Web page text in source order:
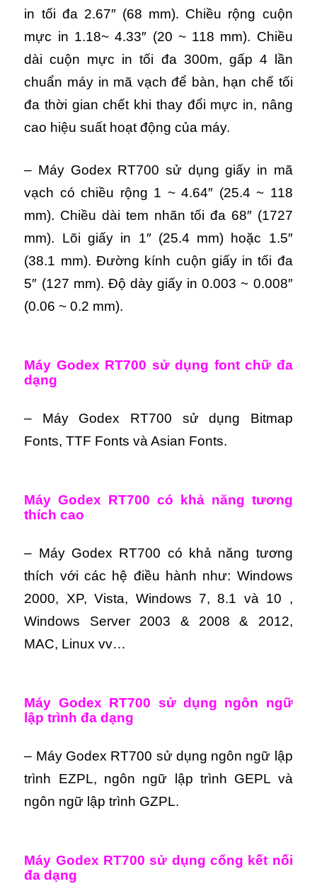
in tối đa 2.67″ (68 mm). Chiều rộng cuộn
mực in 1.18~ 4.33″ (20 ~ 118 mm). Chiều
dài cuộn mực in tối đa 300m, gấp 4 lần
chuẩn máy in mã vạch để bàn, hạn chế tối
đa thời gian chết khi thay đổi mực in, nâng
cao hiệu suất hoạt động của máy.
– Máy Godex RT700 sử dụng giấy in mã
vạch có chiều rộng 1 ~ 4.64″ (25.4 ~ 118
mm). Chiều dài tem nhãn tối đa 68″ (1727
mm). Lõi giấy in 1″ (25.4 mm) hoặc 1.5″
(38.1 mm). Đường kính cuộn giấy in tối đa
5″ (127 mm). Độ dày giấy in 0.003 ~ 0.008″
(0.06 ~ 0.2 mm).
Máy Godex RT700 sử dụng font chữ đa
dạng
– Máy Godex RT700 sử dụng Bitmap
Fonts, TTF Fonts và Asian Fonts.
Máy Godex RT700 có khả năng tương
thích cao
– Máy Godex RT700 có khả năng tương
thích với các hệ điều hành như: Windows
2000, XP, Vista, Windows 7, 8.1 và 10 ,
Windows Server 2003 & 2008 & 2012,
MAC, Linux vv…
Máy Godex RT700 sử dụng ngôn ngữ
lập trình đa dạng
– Máy Godex RT700 sử dụng ngôn ngữ lập
trình EZPL, ngôn ngữ lập trình GEPL và
ngôn ngữ lập trình GZPL.
Máy Godex RT700 sử dụng cổng kết nối
đa dạng